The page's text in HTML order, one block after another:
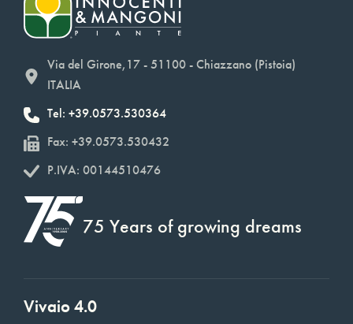
Via del Girone,17 - 51100 - Chiazzano (Pistoia)
ITALIA
Tel: +39.0573.530364
Fax: +39.0573.530432
P.IVA: 00144510476
75 Years of growing dreams
Vivaio 4.0